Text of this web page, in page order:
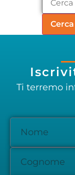
Ti terremo